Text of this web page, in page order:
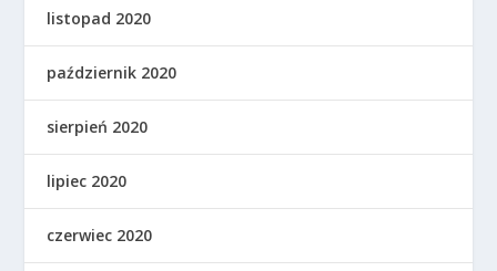
listopad 2020
październik 2020
sierpień 2020
lipiec 2020
czerwiec 2020